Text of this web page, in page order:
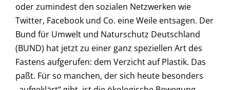
oder zumindest den sozialen Netzwerken wie
Twitter, Facebook und Co. eine Weile entsagen. Der
Bund für Umwelt und Naturschutz Deutschland
(BUND) hat jetzt zu einer ganz speziellen Art des
Fastens aufgerufen: dem Verzicht auf Plastik. Das
paßt. Für so manchen, der sich heute besonders